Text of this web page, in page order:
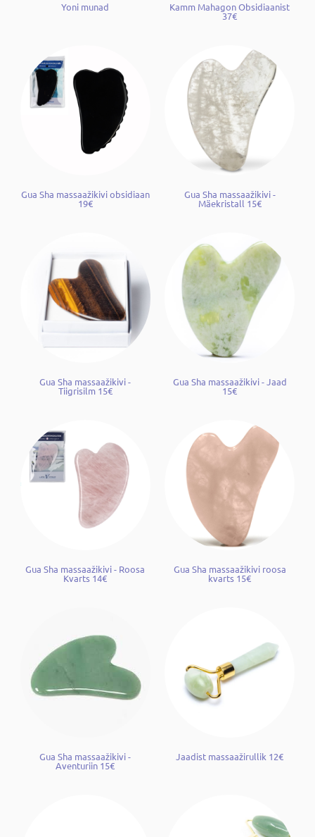
Yoni munad Kamm Mahagon Obsidiaanist
37€
Gua Sha massaažikivi obsidiaan
19€
Gua Sha massaažikivi -
Mäekristall 15€
Gua Sha massaažikivi -
Tiigrisilm 15€
Gua Sha massaažikivi - Jaad
15€
Gua Sha massaažikivi - Roosa
Kvarts 14€
Gua Sha massaažikivi roosa
kvarts 15€
Gua Sha massaažikivi -
Aventuriin 15€
Jaadist massaažirullik 12€